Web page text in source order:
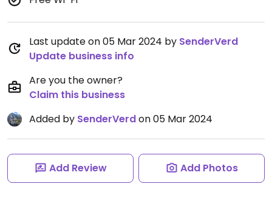
Last update on 05 Mar 2024 by SenderVerd
Update business info
Are you the owner?
Claim this business
Added by SenderVerdon 05 Mar 2024
Add Review Add Photos